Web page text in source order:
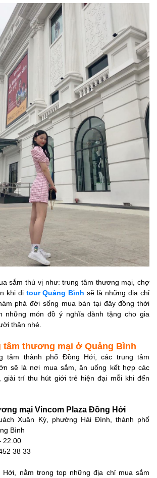
Tuấn
thị ở
Anh
Hậu
sản
Hằng
phẩm,
hợp
Bách
Mart
ở Quảng
(Chợ
- Chợ
Bắc
Nam
sắm thú vị như: trung tâm thương mại, chợ
khi đi tour Quảng Bình sẽ là những địa chỉ
phá đời sống mua bán tại đây đồng thời
những món đồ ý nghĩa dành tặng cho gia
thân nhé.
tâm thương mại ở Quảng Bình
tâm thành phố Đồng Hới, các trung tâm
sẽ là nơi mua sắm, ăn uống kết hợp các
giải trí thu hút giới trẻ hiện đại mỗi khi đến
mại Vincom Plaza Đồng Hới
Xuân Kỳ, phường Hải Đình, thành phố
Bình
22.00
38 33
Hới, nằm trong top những địa chỉ mua sắm